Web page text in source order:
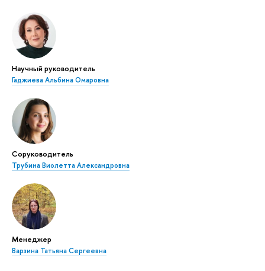
Научный руководитель
Гаджиева Альбина Омаровна
Соруководитель
Трубина Виолетта Александровна
Менеджер
Варзина Татьяна Сергеевна